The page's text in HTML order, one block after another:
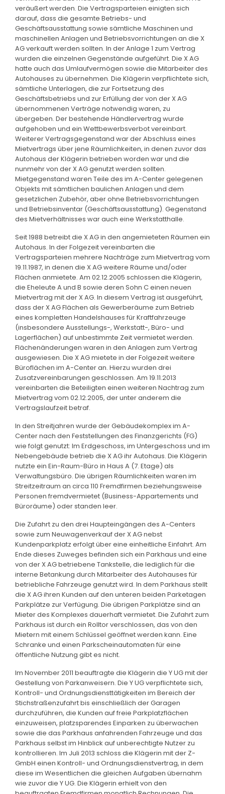
veräußert werden. Die Vertragsparteien einigten sich
darauf, dass die gesamte Betriebs- und
Geschäftsausstattung sowie sämtliche Maschinen und
maschinellen Anlagen und Betriebsvorrichtungen an die X
AG verkauft werden sollten. In der Anlage 1 zum Vertrag
wurden die einzelnen Gegenstände aufgeführt. Die X AG
hatte auch das Umlaufvermögen sowie die Mitarbeiter des
Autohauses zu übernehmen. Die Klägerin verpflichtete sich,
sämtliche Unterlagen, die zur Fortsetzung des
Geschäftsbetriebs und zur Erfüllung der von der X AG
übernommenen Verträge notwendig waren, zu
übergeben. Der bestehende Händlervertrag wurde
aufgehoben und ein Wettbewerbsverbot vereinbart.
Weiterer Vertragsgegenstand war der Abschluss eines
Mietvertrags über jene Räumlichkeiten, in denen zuvor das
Autohaus der Klägerin betrieben worden war und die
nunmehr von der X AG genutzt werden sollten.
Mietgegenstand waren Teile des im A-Center gelegenen
Objekts mit sämtlichen baulichen Anlagen und dem
gesetzlichen Zubehör, aber ohne Betriebsvorrichtungen
und Betriebsinventar (Geschäftsausstattung). Gegenstand
des Mietverhältnisses war auch eine Werkstatthalle.
Seit 1988 betreibt die X AG in den angemieteten Räumen ein
Autohaus. In der Folgezeit vereinbarten die
Vertragsparteien mehrere Nachträge zum Mietvertrag vom
19.11.1987, in denen die X AG weitere Räume und/oder
Flächen anmietete. Am 02.12.2005 schlossen die Klägerin,
die Eheleute A und B sowie deren Sohn C einen neuen
Mietvertrag mit der X AG. In diesem Vertrag ist ausgeführt,
dass der X AG Flächen als Gewerberäume zum Betrieb
eines kompletten Handelshauses für Kraftfahrzeuge
(insbesondere Ausstellungs-, Werkstatt-, Büro- und
Lagerflächen) auf unbestimmte Zeit vermietet werden.
Flächenänderungen waren in den Anlagen zum Vertrag
ausgewiesen. Die X AG mietete in der Folgezeit weitere
Büroflächen im A-Center an. Hierzu wurden drei
Zusatzvereinbarungen geschlossen. Am 19.11.2013
vereinbarten die Beteiligten einen weiteren Nachtrag zum
Mietvertrag vom 02.12.2005, der unter anderem die
Vertragslaufzeit betraf.
In den Streitjahren wurde der Gebäudekomplex im A-
Center nach den Feststellungen des Finanzgerichts (FG)
wie folgt genutzt: Im Erdgeschoss, im Untergeschoss und im
Nebengebäude betrieb die X AG ihr Autohaus. Die Klägerin
nutzte ein Ein-Raum-Büro in Haus A (7. Etage) als
Verwaltungsbüro. Die übrigen Räumlichkeiten waren im
Streitzeitraum an circa 110 Fremdfirmen beziehungsweise
Personen fremdvermietet (Business-Appartements und
Büroräume) oder standen leer.
Die Zufahrt zu den drei Haupteingängen des A-Centers
sowie zum Neuwagenverkauf der X AG nebst
Kundenparkplatz erfolgt über eine einheitliche Einfahrt. Am
Ende dieses Zuweges befinden sich ein Parkhaus und eine
von der X AG betriebene Tankstelle, die lediglich für die
interne Betankung durch Mitarbeiter des Autohauses für
betriebliche Fahrzeuge genutzt wird. In dem Parkhaus stellt
die X AG ihren Kunden auf den unteren beiden Parketagen
Parkplätze zur Verfügung. Die übrigen Parkplätze sind an
Mieter des Komplexes dauerhaft vermietet. Die Zufahrt zum
Parkhaus ist durch ein Rolltor verschlossen, das von den
Mietern mit einem Schlüssel geöffnet werden kann. Eine
Schranke und einen Parkscheinautomaten für eine
öffentliche Nutzung gibt es nicht.
Im November 2011 beauftragte die Klägerin die Y UG mit der
Gestellung von Parkanweisern. Die Y UG verpflichtete sich,
Kontroll- und Ordnungsdiensttätigkeiten im Bereich der
Stichstraßenzufahrt bis einschließlich der Garagen
durchzuführen, die Kunden auf freie Parkplatzflächen
einzuweisen, platzsparendes Einparken zu überwachen
sowie die das Parkhaus anfahrenden Fahrzeuge und das
Parkhaus selbst im Hinblick auf unberechtigte Nutzer zu
kontrollieren. Im Juli 2013 schloss die Klägerin mit der Z-
GmbH einen Kontroll- und Ordnungsdienstvertrag, in dem
diese im Wesentlichen die gleichen Aufgaben übernahm
wie zuvor die Y UG. Die Klägerin erhielt von den